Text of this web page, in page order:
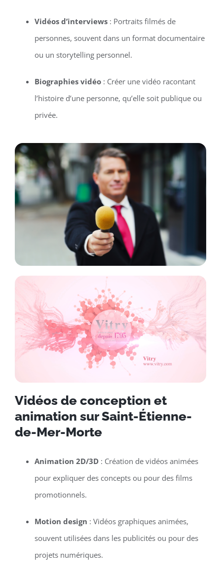
Vidéos d’interviews: Portraits filmés de
personnes, souvent dans un format documentaire
ou un storytelling personnel.
Biographies vidéo: Créer une vidéo racontant
l’histoire d’une personne, qu’elle soit publique ou
privée.
Vidéos de conception et
animation sur Saint-Étienne-
de-Mer-Morte
Animation 2D/3D: Création de vidéos animées
pour expliquer des concepts ou pour des films
promotionnels.
Motion design : Vidéos graphiques animées,
souvent utilisées dans les publicités ou pour des
projets numériques.